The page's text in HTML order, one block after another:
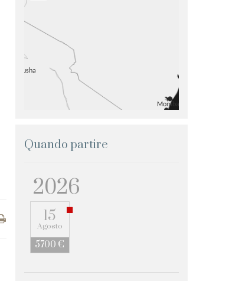
Quando partire
2026
15
Agosto
5700 €